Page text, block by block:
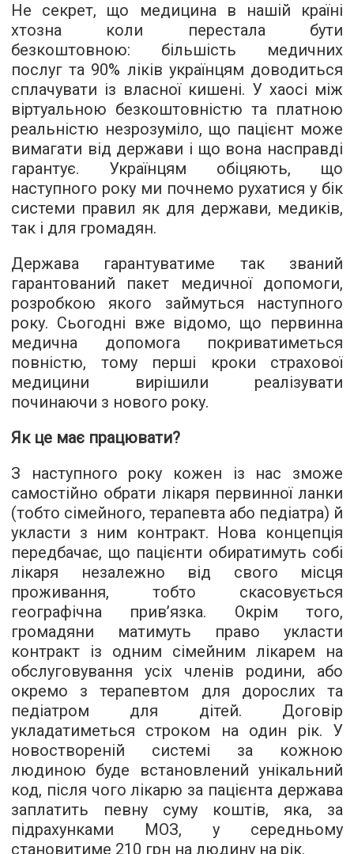
Не секрет, що медицина в нашій країні
хтозна коли перестала бути
безкоштовною: більшість медичних
послуг та 90% ліків українцям доводиться
сплачувати із власної кишені. У хаосі між
віртуальною безкоштовністю та платною
реальністю незрозуміло, що пацієнт може
вимагати від держави і що вона насправді
гарантує. Українцям обіцяють, що
наступного року ми почнемо рухатися у бік
системи правил як для держави, медиків,
так і для громадян.
Держава гарантуватиме так званий
гарантований пакет медичної допомоги,
розробкою якого займуться наступного
року. Сьогодні вже відомо, що первинна
медична допомога покриватиметься
повністю, тому перші кроки страхової
медицини вирішили реалізувати
починаючи з нового року.
Як це має працювати?
З наступного року кожен із нас зможе
самостійно обрати лікаря первинної ланки
(тобто сімейного, терапевта або педіатра) й
укласти з ним контракт. Нова концепція
передбачає, що пацієнти обиратимуть собі
лікаря незалежно від свого місця
проживання, тобто скасовується
географічна прив’язка. Окрім того,
громадяни матимуть право укласти
контракт із одним сімейним лікарем на
обслуговування усіх членів родини, або
окремо з терапевтом для дорослих та
педіатром для дітей. Договір
укладатиметься строком на один рік. У
новоствореній системі за кожною
людиною буде встановлений унікальний
код, після чого лікарю за пацієнта держава
заплатить певну суму коштів, яка, за
підрахунками МОЗ, у середньому
становитиме 210 грн на людину на рік.